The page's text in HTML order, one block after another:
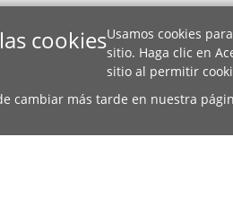
cookiesUsamos cookies
sitio. Haga clic en
sitio al permitir
cambiar más tarde en nuestra